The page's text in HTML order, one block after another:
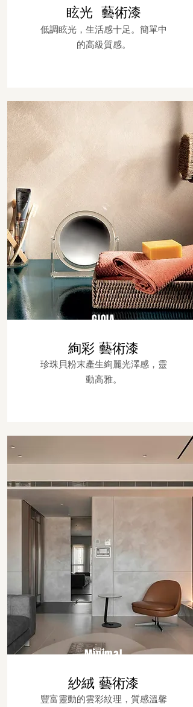
眩光 藝術漆
低調眩光，生活感十足。簡單中
的高級質感。
GIOIA
絢彩 藝術漆
珍珠貝粉末產生絢麗光澤感，靈
動高雅。
Minimal
紗絨 藝術漆
豐富靈動的雲彩紋理，質感溫馨